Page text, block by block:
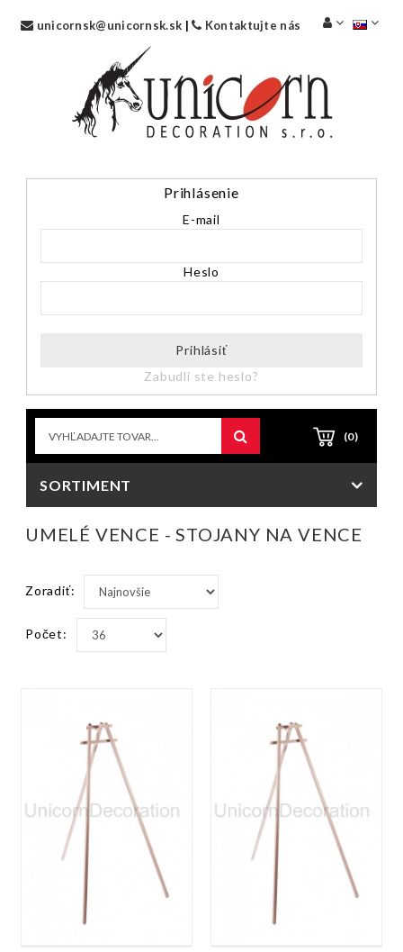
unicornsk@unicornsk.sk | Kontaktujte nás
Prihlásenie
E-mail
Heslo
Prihlásiť
Zabudli ste heslo?
(0)
SORTIMENT
UMELÉ VENCE - STOJANY NA VENCE
Zoradiť:
Počet: